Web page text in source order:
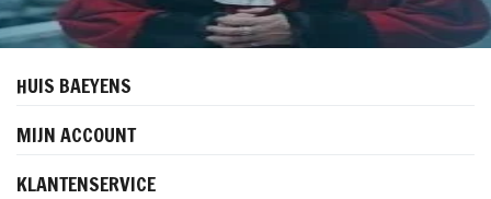
HUIS BAEYENS
MIJN ACCOUNT
KLANTENSERVICE